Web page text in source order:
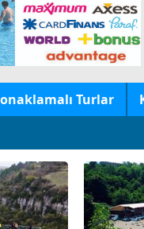
Turlar
150 TL